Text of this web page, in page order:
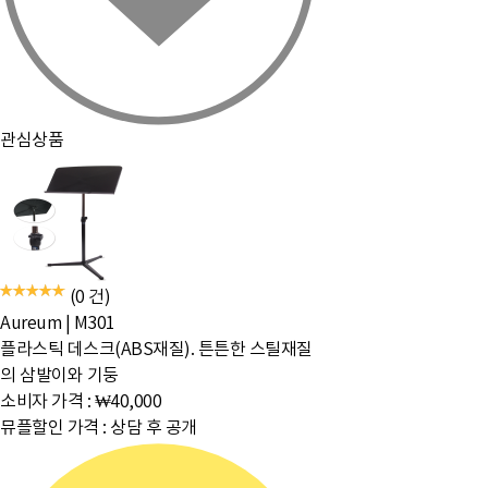
관심상품
(0 건)
Aureum
M301
플라스틱 데스크(ABS재질). 튼튼한 스틸재질
의 삼발이와 기둥
소비자 가격 : ₩40,000
뮤플할인 가격 : 상담 후 공개